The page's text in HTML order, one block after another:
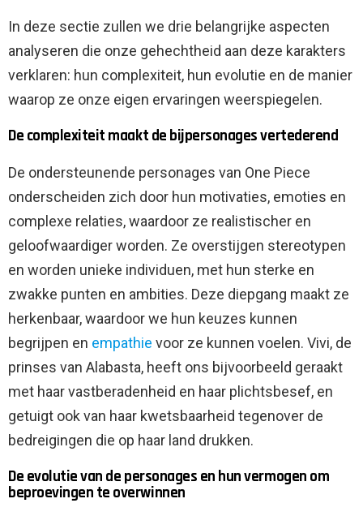
In deze sectie zullen we drie belangrijke aspecten
analyseren die onze gehechtheid aan deze karakters
verklaren: hun complexiteit, hun evolutie en de manier
waarop ze onze eigen ervaringen weerspiegelen.
De complexiteit maakt de bijpersonages vertederend
De ondersteunende personages van One Piece
onderscheiden zich door hun motivaties, emoties en
complexe relaties, waardoor ze realistischer en
geloofwaardiger worden. Ze overstijgen stereotypen
en worden unieke individuen, met hun sterke en
zwakke punten en ambities. Deze diepgang maakt ze
herkenbaar, waardoor we hun keuzes kunnen
begrijpen en empathie voor ze kunnen voelen. Vivi, de
prinses van Alabasta, heeft ons bijvoorbeeld geraakt
met haar vastberadenheid en haar plichtsbesef, en
getuigt ook van haar kwetsbaarheid tegenover de
bedreigingen die op haar land drukken.
De evolutie van de personages en hun vermogen om
beproevingen te overwinnen